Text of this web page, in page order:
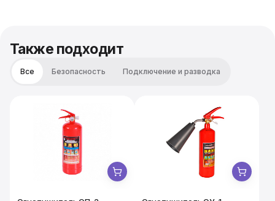
Также подходит
Все Безопасность Подключение и разводка